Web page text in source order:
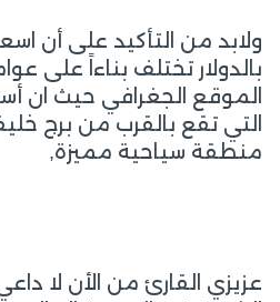
ولابد من التأكيد على أن
بالدولار تختلف بناءاً على
الموقع الجغرافي حيث ان
التي تقع بالقرب من برج
منطقة سياحية مميزة,
عزيزي القارئ من الأن لا